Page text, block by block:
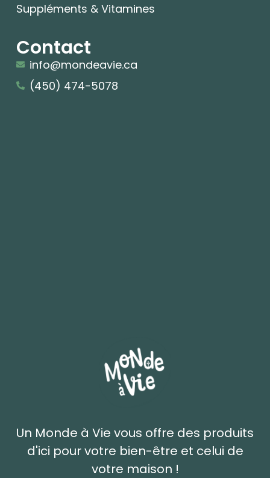
Un Monde à Vie vous offre des produits
d'ici pour votre bien-être et celui de
votre maison !
Suppléments & Vitamines
Contact
info@mondeavie.ca
(450) 474-5078